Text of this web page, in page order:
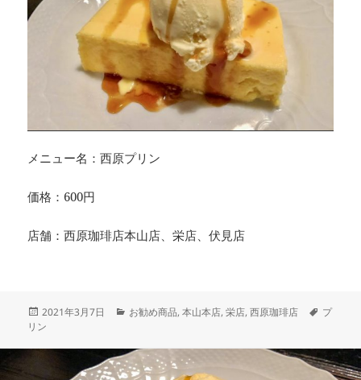
メニュー名：西原プリン
価格：600円
店舗：西原珈琲店本山店、栄店、伏見店
投
稿
2021年3月7日
カ
リ
ー
お勧め商品,本山本店,栄店,西原珈琲店
タ
プ
リン